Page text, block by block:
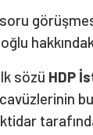
sözü HDP